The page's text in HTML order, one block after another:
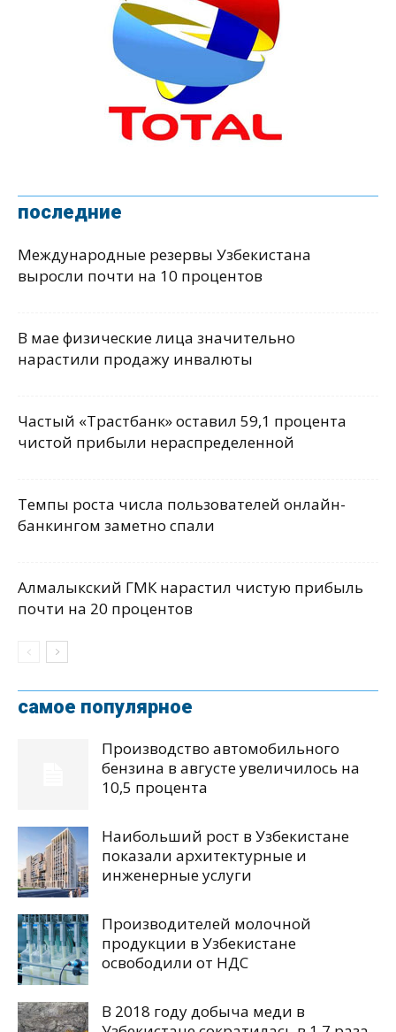
последние
Международные резервы Узбекистана
выросли почти на 10 процентов
В мае физические лица значительно
нарастили продажу инвалюты
Частый «Трастбанк» оставил 59,1 процента
чистой прибыли нераспределенной
Темпы роста числа пользователей онлайн-
банкингом заметно спали
Алмалыкский ГМК нарастил чистую прибыль
почти на 20 процентов
самое популярное
Производство автомобильного
бензина в августе увеличилось на
10,5 процента
Наибольший рост в Узбекистане
показали архитектурные и
инженерные услуги
Производителей молочной
продукции в Узбекистане
освободили от НДС
В 2018 году добыча меди в